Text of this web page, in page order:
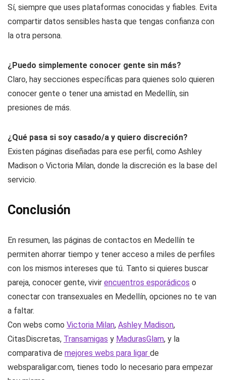
Sí, siempre que uses plataformas conocidas y fiables. Evita
compartir datos sensibles hasta que tengas confianza con
la otra persona.
¿Puedo simplemente conocer gente sin más?
Claro, hay secciones específicas para quienes solo quieren
conocer gente o tener una amistad en Medellín, sin
presiones de más.
¿Qué pasa si soy casado/a y quiero discreción?
Existen páginas diseñadas para ese perfil, como Ashley
Madison o Victoria Milan, donde la discreción es la base del
servicio.
Conclusión
En resumen, las páginas de contactos en Medellín te
permiten ahorrar tiempo y tener acceso a miles de perfiles
con los mismos intereses que tú. Tanto si quieres buscar
pareja, conocer gente, vivir encuentros esporádicos o
conectar con transexuales en Medellín, opciones no te van
a faltar.
Con webs como Victoria Milan, Ashley Madison,
CitasDiscretas, Transamigas y MadurasGlam, y la
comparativa de mejores webs para ligar de
websparaligar.com, tienes todo lo necesario para empezar